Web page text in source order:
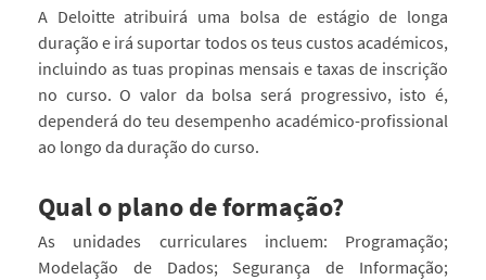
A Deloitte atribuirá uma bolsa de estágio de longa
duração e irá suportar todos os teus custos académicos,
incluindo as tuas propinas mensais e taxas de inscrição
no curso. O valor da bolsa será progressivo, isto é,
dependerá do teu desempenho académico-profissional
ao longo da duração do curso.
Qual o plano de formação?
As unidades curriculares incluem: Programação;
Modelação de Dados; Segurança de Informação;